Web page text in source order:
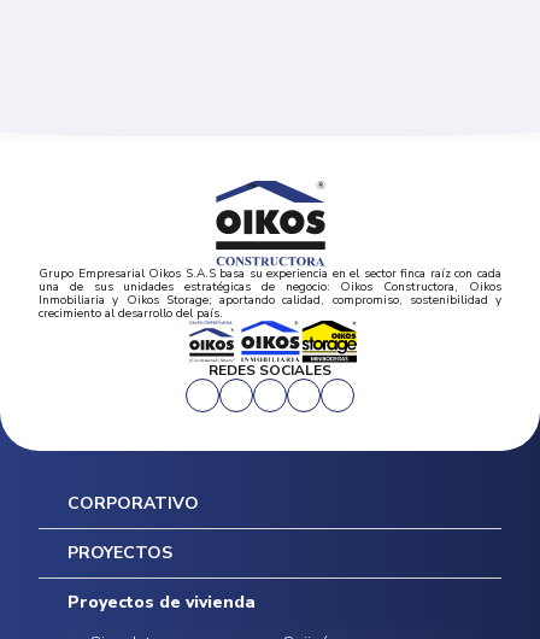
Grupo Empresarial Oikos S.A.S basa su experiencia en el sector finca raíz con cada
una de sus unidades estratégicas de negocio: Oikos Constructora, Oikos
Inmobiliaria y Oikos Storage; aportando calidad, compromiso, sostenibilidad y
crecimiento al desarrollo del país.
REDES SOCIALES
CORPORATIVO
Inicio
Postventas
Contratación Directa
PROYECTOS
Proyectos de vivienda